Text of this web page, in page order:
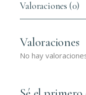
Valoraciones (0)
Valoraciones
No hay